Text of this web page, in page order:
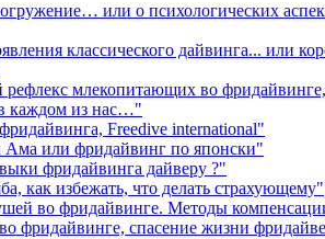
или о психологических
классического дайвинга... или
млекопитающих во
каждом из нас…"
Freedive international"
или фридайвинг по японски"
фридайвинга дайверу ?"
как избежать, что делать страхующему"
во фридайвинге. Методы
фридайвинге, спасение жизни